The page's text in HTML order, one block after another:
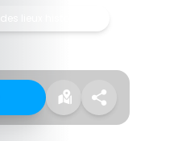
lieux historiques